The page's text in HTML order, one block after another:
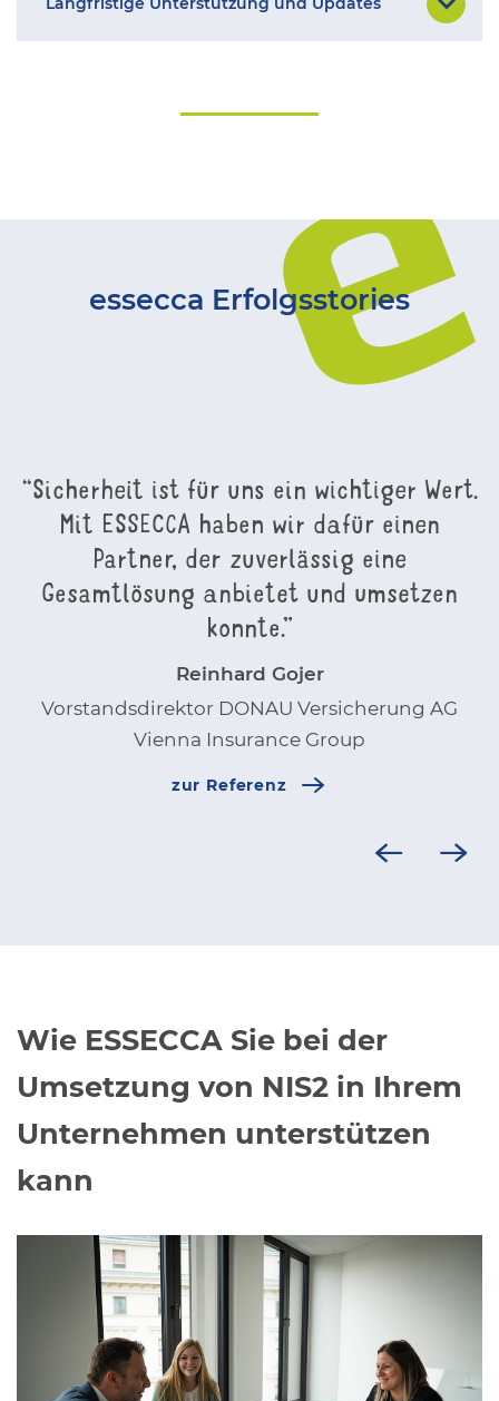
essecca Erfolgsstories
“Sicherheit ist für uns ein wichtiger Wert.
Mit ESSECCA haben wir dafür einen
Partner, der zuverlässig eine
Gesamtlösung anbietet und umsetzen
konnte.”
Reinhard Gojer
Vorstandsdirektor DONAU Versicherung AG
Vienna Insurance Group
zur Referenz
Zurück
Wie ESSECCA Sie bei der
Umsetzung von NIS2 in Ihrem
Unternehmen unterstützen
kann